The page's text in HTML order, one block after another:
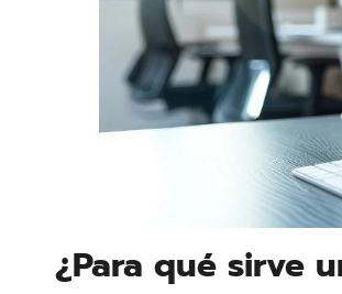
¿Para qué sirve